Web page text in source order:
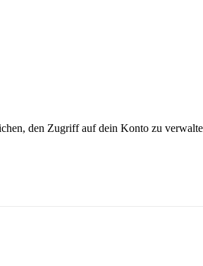
den Zugriff auf dein Konto zu